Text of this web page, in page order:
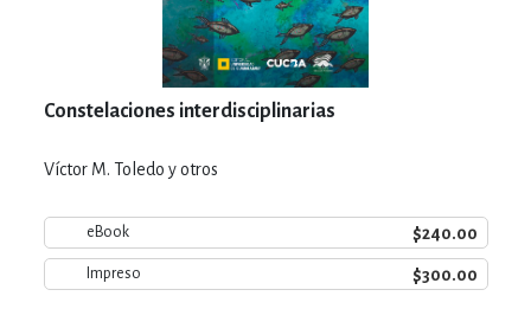
Constelaciones interdisciplinarias
Víctor M. Toledo y otros
eBook $240.00
Impreso $300.00